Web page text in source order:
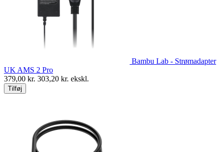
Bambu Lab - Strømadapter
UK AMS 2 Pro
379,00 kr. 303,20 kr. ekskl.
Tilføj